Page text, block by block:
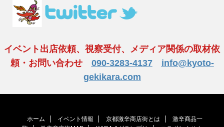
イベント出店依頼、視察受付、メディア関係の取材依
頼・お問い合わせ 090-3283-4137
info@kyoto-
gekikara.com
ホーム イベント情報 京都激辛商店街とは
激辛商品一